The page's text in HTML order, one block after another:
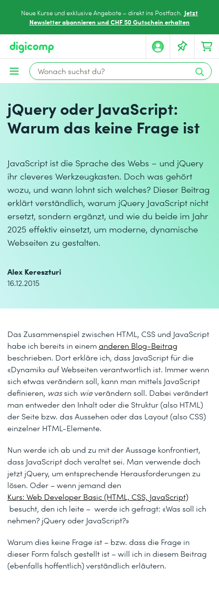
Neue Kurse und exklusive Angebote – direkt ins Postfach. Jetzt
Newsletter abonnieren und CHF 50 Gutschein erhalten
jQuery oder JavaScript:
Warum das keine Frage ist
JavaScript ist die Sprache des Webs – und jQuery
ihr cleveres Werkzeugkasten. Doch was gehört
wozu, und wann lohnt sich welches? Dieser Beitrag
erklärt verständlich, warum jQuery JavaScript nicht
ersetzt, sondern ergänzt, und wie du beide im Jahr
2025 effektiv einsetzt, um moderne, dynamische
Webseiten zu gestalten.
Alex Kereszturi
16.12.2015
Das Zusammenspiel zwischen HTML, CSS und JavaScript
habe ich bereits in einemanderen Blog-Beitrag
beschrieben. Dort erkläre ich, dass JavaScript für die
«Dynamik» auf Webseiten verantwortlich ist. Immer wenn
sich etwas verändern soll, kann man mittels JavaScript
definieren, wassich wieverändern soll. Dabei verändert
man entweder den Inhalt oder die Struktur (also HTML)
der Seite bzw. das Aussehen oder das Layout (also CSS)
einzelner HTML-Elemente.
Nun werde ich ab und zu mit der Aussage konfrontiert,
dass JavaScript doch veraltet sei. Man verwende doch
jetzt jQuery, um entsprechende Herausforderungen zu
lösen. Oder – wenn jemand den
Kurs: Web Developer Basic (HTML, CSS, JavaScript)
besucht, den ich leite – werde ich gefragt: «Was soll ich
nehmen? jQuery oder JavaScript?»
Warum dies keine Frage ist – bzw. dass die Frage in
dieser Form falsch gestellt ist – will ich in diesem Beitrag
(ebenfalls hoffentlich) verständlich erläutern.